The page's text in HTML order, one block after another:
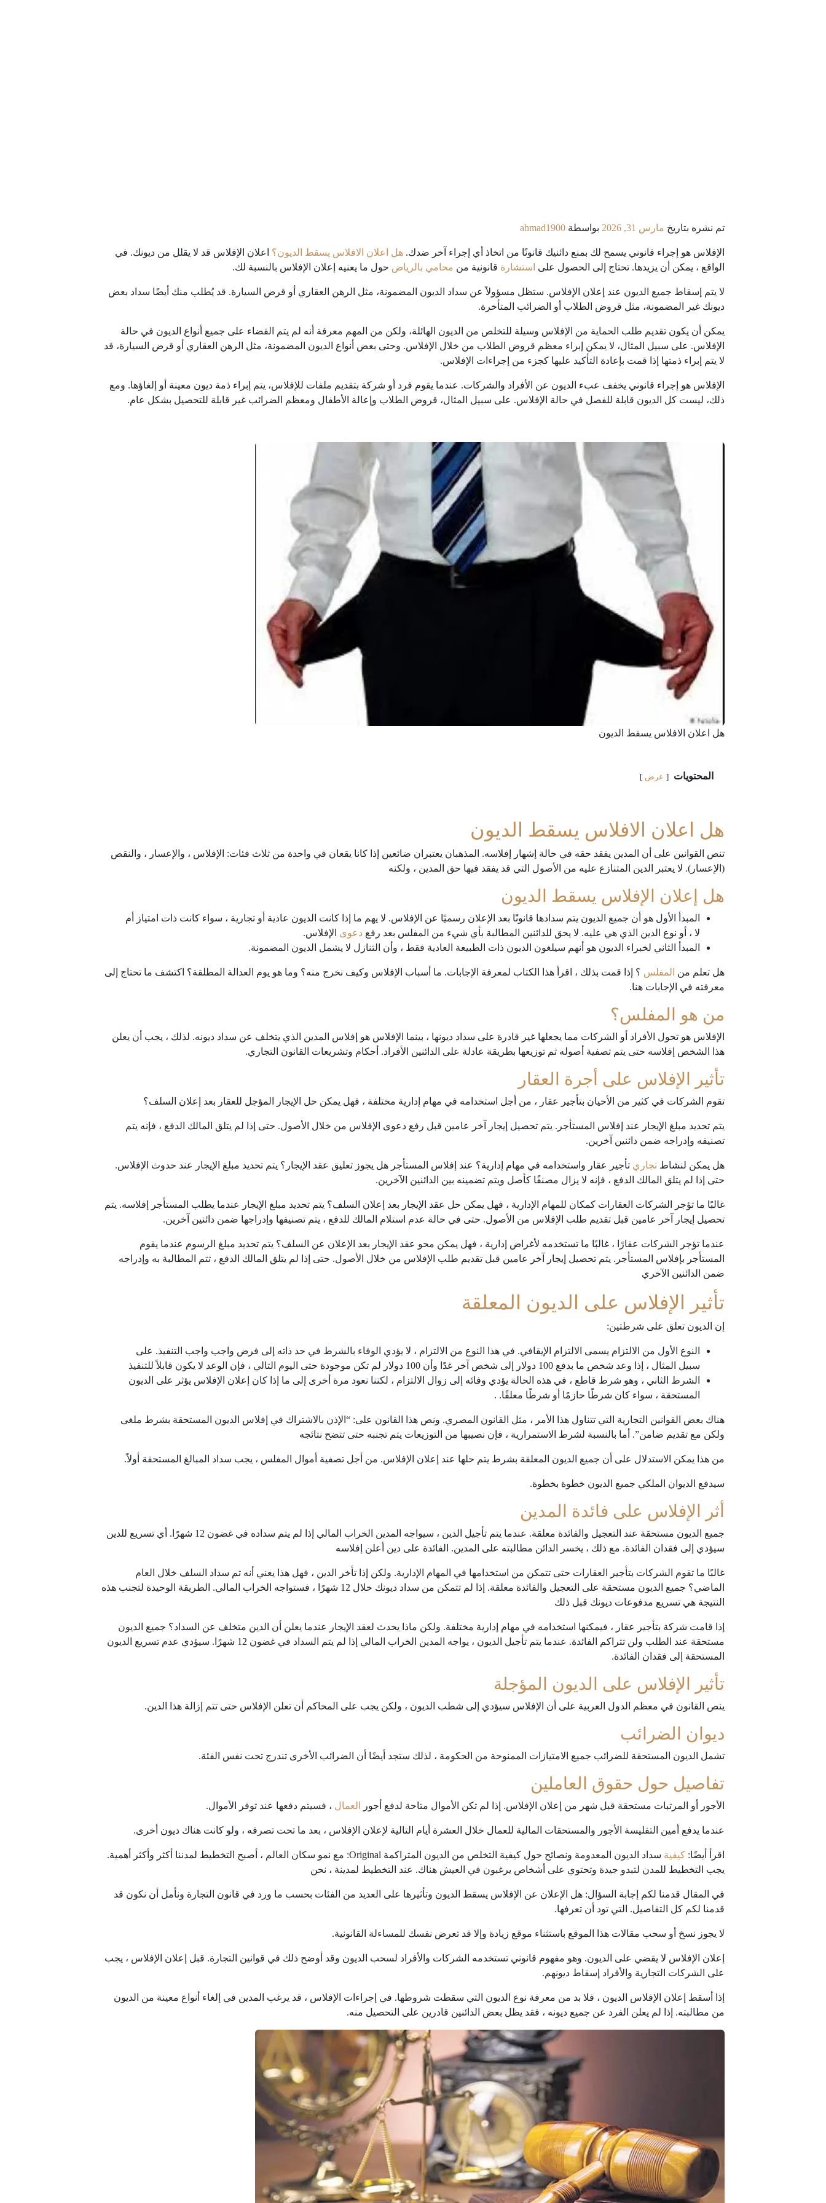
تم نشره بتاريخ مارس 31, 2026 بواسطة ahmad1900
الإفلاس هو إجراء قانوني يسمح لك بمنع دائنيك قانونًا من اتخاذ أي إجراء آخر ضدك. هل اعلان الافلاس يسقط الديون؟ اعلان الإفلاس قد لا يقلل من ديونك. في
الواقع ، يمكن أن يزيدها. تحتاج إلى الحصول على استشارة قانونية من محامي بالرياض حول ما يعنيه إعلان الإفلاس بالنسبة لك.
لا يتم إسقاط جميع الديون عند إعلان الإفلاس. ستظل مسؤولاً عن سداد الديون المضمونة، مثل الرهن العقاري أو قرض السيارة. قد يُطلب منك أيضًا سداد بعض
ديونك غير المضمونة، مثل قروض الطلاب أو الضرائب المتأخرة.
يمكن أن يكون تقديم طلب الحماية من الإفلاس وسيلة للتخلص من الديون الهائلة، ولكن من المهم معرفة أنه لم يتم القضاء على جميع أنواع الديون في حالة
الإفلاس. على سبيل المثال، لا يمكن إبراء معظم قروض الطلاب من خلال الإفلاس. وحتى بعض أنواع الديون المضمونة، مثل الرهن العقاري أو قرض السيارة، قد
لا يتم إبراء ذمتها إذا قمت بإعادة التأكيد عليها كجزء من إجراءات الإفلاس.
الإفلاس هو إجراء قانوني يخفف عبء الديون عن الأفراد والشركات. عندما يقوم فرد أو شركة بتقديم ملفات للإفلاس، يتم إبراء ذمة ديون معينة أو إلغاؤها. ومع
ذلك، ليست كل الديون قابلة للفصل في حالة الإفلاس. على سبيل المثال، قروض الطلاب وإعالة الأطفال ومعظم الضرائب غير قابلة للتحصيل بشكل عام.
هل اعلان الافلاس يسقط الديون
المحتويات عرض
هل اعلان الافلاس يسقط الديون
تنص القوانين على أن المدين يفقد حقه في حالة إشهار إفلاسه. المذهبان يعتبران ضائعين إذا كانا يقعان في واحدة من ثلاث فئات: الإفلاس ، والإعسار ، والنقص
(الإعسار). لا يعتبر الدين المتنازع عليه من الأصول التي قد يفقد فيها حق المدين ، ولكنه
هل إعلان الإفلاس يسقط الديون
المبدأ الأول هو أن جميع الديون يتم سدادها قانونًا بعد الإعلان رسميًا عن الإفلاس. لا يهم ما إذا كانت الديون عادية أو تجارية ، سواء كانت ذات امتياز أم
لا ، أو نوع الدين الذي هي عليه. لا يحق للدائنين المطالبة بأي شيء من المفلس بعد رفع دعوى الإفلاس.
المبدأ الثاني لخبراء الديون هو أنهم سيلغون الديون ذات الطبيعة العادية فقط ، وأن التنازل لا يشمل الديون المضمونة.
هل تعلم من المفلس ؟ إذا قمت بذلك ، اقرأ هذا الكتاب لمعرفة الإجابات. ما أسباب الإفلاس وكيف نخرج منه؟ وما هو يوم العدالة المطلقة؟ اكتشف ما تحتاج إلى
معرفته في الإجابات هنا.
من هو المفلس؟
الإفلاس هو تحول الأفراد أو الشركات مما يجعلها غير قادرة على سداد ديونها ، بينما الإفلاس هو إفلاس المدين الذي يتخلف عن سداد ديونه. لذلك ، يجب أن يعلن
هذا الشخص إفلاسه حتى يتم تصفية أصوله ثم توزيعها بطريقة عادلة على الدائنين الأفراد. أحكام وتشريعات القانون التجاري.
تأثير الإفلاس على أجرة العقار
تقوم الشركات في كثير من الأحيان بتأجير عقار ، من أجل استخدامه في مهام إدارية مختلفة ، فهل يمكن حل الإيجار المؤجل للعقار بعد إعلان السلف؟
يتم تحديد مبلغ الإيجار عند إفلاس المستأجر. يتم تحصيل إيجار آخر عامين قبل رفع دعوى الإفلاس من خلال الأصول. حتى إذا لم يتلق المالك الدفع ، فإنه يتم
تصنيفه وإدراجه ضمن دائنين آخرين.
هل يمكن لنشاط تجاري تأجير عقار واستخدامه في مهام إدارية؟ عند إفلاس المستأجر هل يجوز تعليق عقد الإيجار؟ يتم تحديد مبلغ الإيجار عند حدوث الإفلاس.
حتى إذا لم يتلق المالك الدفع ، فإنه لا يزال مصنفًا كأصل ويتم تضمينه بين الدائنين الآخرين.
غالبًا ما تؤجر الشركات العقارات كمكان للمهام الإدارية ، فهل يمكن حل عقد الإيجار بعد إعلان السلف؟ يتم تحديد مبلغ الإيجار عندما يطلب المستأجر إفلاسه. يتم
تحصيل إيجار آخر عامين قبل تقديم طلب الإفلاس من الأصول. حتى في حالة عدم استلام المالك للدفع ، يتم تصنيفها وإدراجها ضمن دائنين آخرين.
عندما تؤجر الشركات عقارًا ، غالبًا ما تستخدمه لأغراض إدارية ، فهل يمكن محو عقد الإيجار بعد الإعلان عن السلف؟ يتم تحديد مبلغ الرسوم عندما يقوم
المستأجر بإفلاس المستأجر. يتم تحصيل إيجار آخر عامين قبل تقديم طلب الإفلاس من خلال الأصول. حتى إذا لم يتلق المالك الدفع ، تتم المطالبة به وإدراجه
ضمن الدائنين الآخري
تأثير الإفلاس على الديون المعلقة
إن الديون تعلق على شرطتين:
النوع الأول من الالتزام يسمى الالتزام الإيقافي. في هذا النوع من الالتزام ، لا يؤدي الوفاء بالشرط في حد ذاته إلى فرض واجب واجب التنفيذ. على
سبيل المثال ، إذا وعد شخص ما بدفع 100 دولار إلى شخص آخر غدًا وأن 100 دولار لم تكن موجودة حتى اليوم التالي ، فإن الوعد لا يكون قابلاً للتنفيذ
الشرط الثاني ، وهو شرط قاطع ، في هذه الحالة يؤدي وفائه إلى زوال الالتزام ، لكننا نعود مرة أخرى إلى ما إذا كان إعلان الإفلاس يؤثر على الديون
المستحقة ، سواء كان شرطًا حازمًا أو شرطًا معلقًا. .
هناك بعض القوانين التجارية التي تتناول هذا الأمر ، مثل القانون المصري. ونص هذا القانون على: “الإذن بالاشتراك في إفلاس الديون المستحقة بشرط ملغى
ولكن مع تقديم ضامن”. أما بالنسبة لشرط الاستمرارية ، فإن نصيبها من التوزيعات يتم تجنبه حتى تتضح نتائجه
من هذا يمكن الاستدلال على أن جميع الديون المعلقة بشرط يتم حلها عند إعلان الإفلاس. من أجل تصفية أموال المفلس ، يجب سداد المبالغ المستحقة أولاً.
سيدفع الديوان الملكي جميع الديون خطوة بخطوة.
أثر الإفلاس على فائدة المدين
جميع الديون مستحقة عند التعجيل والفائدة معلقة. عندما يتم تأجيل الدين ، سيواجه المدين الخراب المالي إذا لم يتم سداده في غضون 12 شهرًا. أي تسريع للدين
سيؤدي إلى فقدان الفائدة. مع ذلك ، يخسر الدائن مطالبته على المدين. الفائدة على دين أعلن إفلاسه
غالبًا ما تقوم الشركات بتأجير العقارات حتى تتمكن من استخدامها في المهام الإدارية. ولكن إذا تأخر الدين ، فهل هذا يعني أنه تم سداد السلف خلال العام
الماضي؟ جميع الديون مستحقة على التعجيل والفائدة معلقة. إذا لم تتمكن من سداد ديونك خلال 12 شهرًا ، فستواجه الخراب المالي. الطريقة الوحيدة لتجنب هذه
النتيجة هي تسريع مدفوعات ديونك قبل ذلك
إذا قامت شركة بتأجير عقار ، فيمكنها استخدامه في مهام إدارية مختلفة. ولكن ماذا يحدث لعقد الإيجار عندما يعلن أن الدين متخلف عن السداد؟ جميع الديون
مستحقة عند الطلب ولن تتراكم الفائدة. عندما يتم تأجيل الديون ، يواجه المدين الخراب المالي إذا لم يتم السداد في غضون 12 شهرًا. سيؤدي عدم تسريع الديون
المستحقة إلى فقدان الفائدة.
تأثير الإفلاس على الديون المؤجلة
ينص القانون في معظم الدول العربية على أن الإفلاس سيؤدي إلى شطب الديون ، ولكن يجب على المحاكم أن تعلن الإفلاس حتى تتم إزالة هذا الدين.
ديوان الضرائب
تشمل الديون المستحقة للضرائب جميع الامتيازات الممنوحة من الحكومة ، لذلك ستجد أيضًا أن الضرائب الأخرى تندرج تحت نفس الفئة.
تفاصيل حول حقوق العاملين
الأجور أو المرتبات مستحقة قبل شهر من إعلان الإفلاس. إذا لم تكن الأموال متاحة لدفع أجور العمال ، فسيتم دفعها عند توفر الأموال.
عندما يدفع أمين التفليسة الأجور والمستحقات المالية للعمال خلال العشرة أيام التالية لإعلان الإفلاس ، بعد ما تحت تصرفه ، ولو كانت هناك ديون أخرى.
اقرأ أيضًا: كيفية
سداد الديون المعدومة ونصائح حول كيفية التخلص من الديون المتراكمة Original: مع نمو سكان العالم ، أصبح التخطيط لمدننا أكثر وأكثر أهمية.
يجب التخطيط للمدن لتبدو جيدة وتحتوي على أشخاص يرغبون في العيش هناك. عند التخطيط لمدينة ، نحن
في المقال قدمنا ​​لكم إجابة السؤال: هل الإعلان عن الإفلاس يسقط الديون وتأثيرها على العديد من الفئات بحسب ما ورد في قانون التجارة ونأمل أن نكون قد
قدمنا ​​لكم كل التفاصيل. التي تود أن تعرفها.
لا يجوز نسخ أو سحب مقالات هذا الموقع باستثناء موقع زيادة وإلا قد تعرض نفسك للمساءلة القانونية.
إعلان الإفلاس لا يقضي على الديون. وهو مفهوم قانوني تستخدمه الشركات والأفراد لسحب الديون وقد أوضح ذلك في قوانين التجارة. قبل إعلان الإفلاس ، يجب
على الشركات التجارية والأفراد إسقاط ديونهم.
إذا أسقط إعلان الإفلاس الديون ، فلا بد من معرفة نوع الديون التي سقطت شروطها. في إجراءات الإفلاس ، قد يرغب المدين في إلغاء أنواع معينة من الديون
من مطالبته. إذا لم يعلن الفرد عن جميع ديونه ، فقد يظل بعض الدائنين قادرين على التحصيل منه.